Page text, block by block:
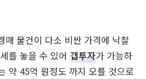
매 물건이 다소 비싼 가격에 낙찰
를 놓을 수 있어 갭투자가 가능하
약 45억 원정도 까지 오를 것으로